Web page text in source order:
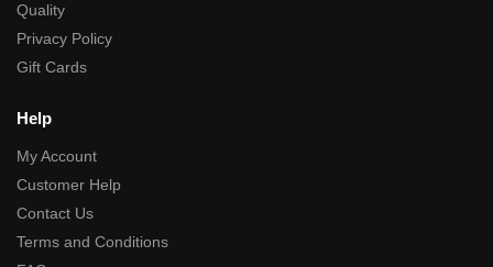
Quality
Privacy Policy
Gift Cards
Help
My Account
Customer Help
Contact Us
Terms and Conditions